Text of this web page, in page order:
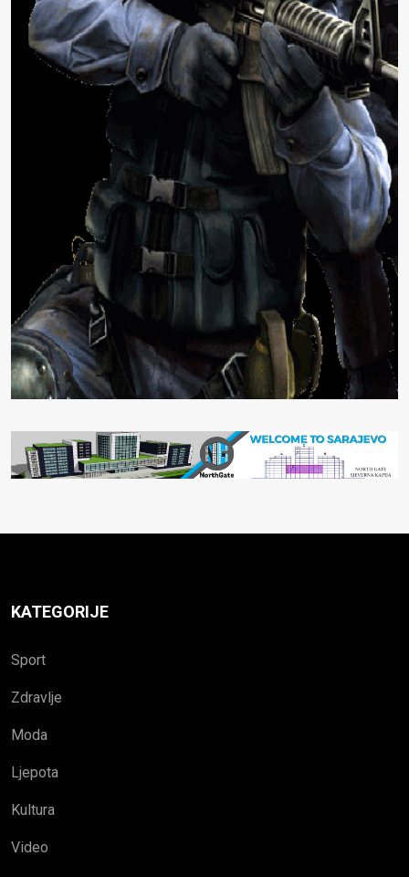
KATEGORIJE
Sport
Zdravlje
Moda
Ljepota
Kultura
Video